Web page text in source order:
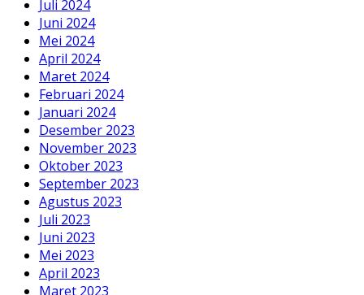
Juli 2024
Juni 2024
Mei 2024
April 2024
Maret 2024
Februari 2024
Januari 2024
Desember 2023
November 2023
Oktober 2023
September 2023
Agustus 2023
Juli 2023
Juni 2023
Mei 2023
April 2023
Maret 2023